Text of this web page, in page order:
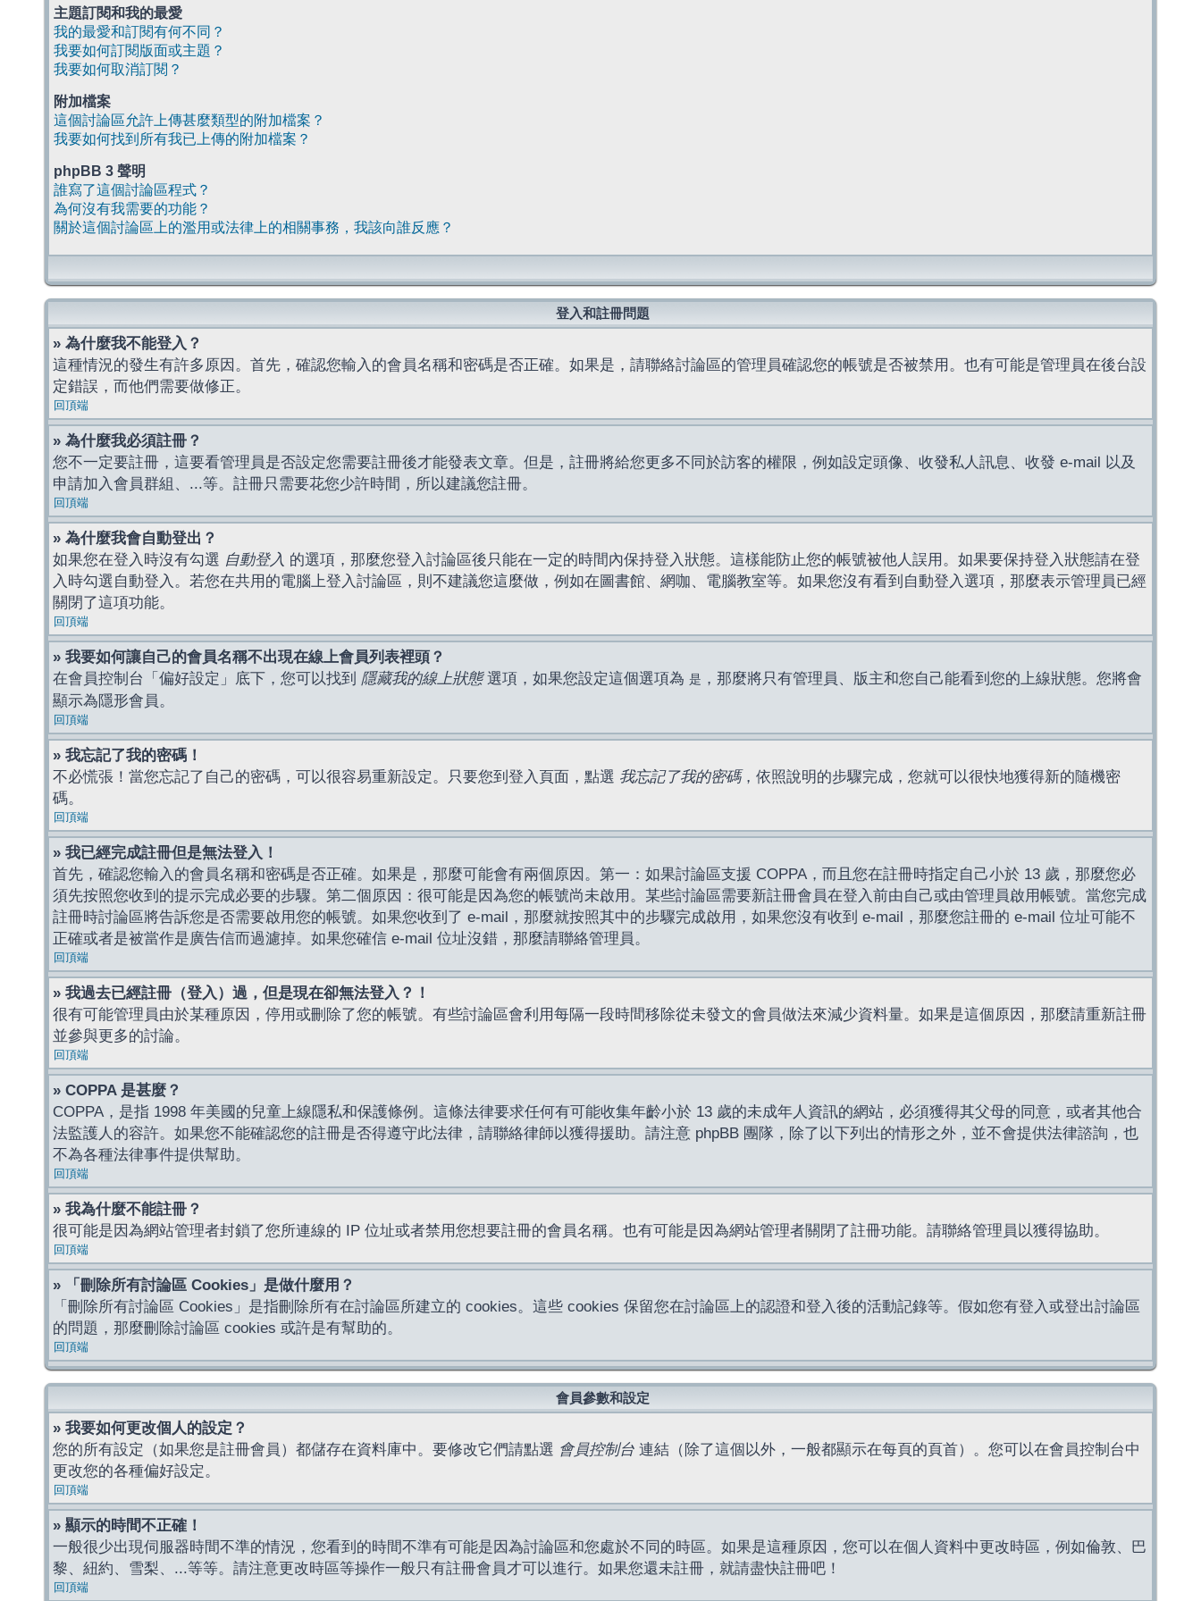
主題訂閱和我的最愛
我的最愛和訂閱有何不同？
我要如何訂閱版面或主題？
我要如何取消訂閱？
附加檔案
這個討論區允許上傳甚麼類型的附加檔案？
我要如何找到所有我已上傳的附加檔案？
phpBB 3 聲明
誰寫了這個討論區程式？
為何沒有我需要的功能？
關於這個討論區上的濫用或法律上的相關事務，我該向誰反應？
登入和註冊問題
» 為什麼我不能登入？
這種情況的發生有許多原因。首先，確認您輸入的會員名稱和密碼是否正確。如果是，請聯絡討論區的管理員確認您的帳號是否被禁用。也有可能是管理員在後台設
定錯誤，而他們需要做修正。
回頂端
» 為什麼我必須註冊？
您不一定要註冊，這要看管理員是否設定您需要註冊後才能發表文章。但是，註冊將給您更多不同於訪客的權限，例如設定頭像、收發私人訊息、收發 e-mail 以及
申請加入會員群組、...等。註冊只需要花您少許時間，所以建議您註冊。
回頂端
» 為什麼我會自動登出？
如果您在登入時沒有勾選 自動登入 的選項，那麼您登入討論區後只能在一定的時間內保持登入狀態。這樣能防止您的帳號被他人誤用。如果要保持登入狀態請在登
入時勾選自動登入。若您在共用的電腦上登入討論區，則不建議您這麼做，例如在圖書館、網咖、電腦教室等。如果您沒有看到自動登入選項，那麼表示管理員已經
關閉了這項功能。
回頂端
» 我要如何讓自己的會員名稱不出現在線上會員列表裡頭？
在會員控制台「偏好設定」底下，您可以找到 隱藏我的線上狀態選項，如果您設定這個選項為 是 ，那麼將只有管理員、版主和您自己能看到您的上線狀態。您將會
顯示為隱形會員。
回頂端
» 我忘記了我的密碼！
不必慌張！當您忘記了自己的密碼，可以很容易重新設定。只要您到登入頁面，點選 我忘記了我的密碼，依照說明的步驟完成，您就可以很快地獲得新的隨機密
碼。
回頂端
» 我已經完成註冊但是無法登入！
首先，確認您輸入的會員名稱和密碼是否正確。如果是，那麼可能會有兩個原因。第一：如果討論區支援 COPPA，而且您在註冊時指定自己小於 13 歲，那麼您必
須先按照您收到的提示完成必要的步驟。第二個原因：很可能是因為您的帳號尚未啟用。某些討論區需要新註冊會員在登入前由自己或由管理員啟用帳號。當您完成
註冊時討論區將告訴您是否需要啟用您的帳號。如果您收到了 e-mail，那麼就按照其中的步驟完成啟用，如果您沒有收到 e-mail，那麼您註冊的 e-mail 位址可能不
正確或者是被當作是廣告信而過濾掉。如果您確信 e-mail 位址沒錯，那麼請聯絡管理員。
回頂端
» 我過去已經註冊（登入）過，但是現在卻無法登入？！
很有可能管理員由於某種原因，停用或刪除了您的帳號。有些討論區會利用每隔一段時間移除從未發文的會員做法來減少資料量。如果是這個原因，那麼請重新註冊
並參與更多的討論。
回頂端
» COPPA 是甚麼？
COPPA，是指 1998 年美國的兒童上線隱私和保護條例。這條法律要求任何有可能收集年齡小於 13 歲的未成年人資訊的網站，必須獲得其父母的同意，或者其他合
法監護人的容許。如果您不能確認您的註冊是否得遵守此法律，請聯絡律師以獲得援助。請注意 phpBB 團隊，除了以下列出的情形之外，並不會提供法律諮詢，也
不為各種法律事件提供幫助。
回頂端
» 我為什麼不能註冊？
很可能是因為網站管理者封鎖了您所連線的 IP 位址或者禁用您想要註冊的會員名稱。也有可能是因為網站管理者關閉了註冊功能。請聯絡管理員以獲得協助。
回頂端
» 「刪除所有討論區 Cookies」是做什麼用？
「刪除所有討論區 Cookies」是指刪除所有在討論區所建立的 cookies。這些 cookies 保留您在討論區上的認證和登入後的活動記錄等。假如您有登入或登出討論區
的問題，那麼刪除討論區 cookies 或許是有幫助的。
回頂端
會員參數和設定
» 我要如何更改個人的設定？
您的所有設定（如果您是註冊會員）都儲存在資料庫中。要修改它們請點選 會員控制台 連結（除了這個以外，一般都顯示在每頁的頁首）。您可以在會員控制台中
更改您的各種偏好設定。
回頂端
» 顯示的時間不正確！
一般很少出現伺服器時間不準的情況，您看到的時間不準有可能是因為討論區和您處於不同的時區。如果是這種原因，您可以在個人資料中更改時區，例如倫敦、巴
黎、紐約、雪梨、...等等。請注意更改時區等操作一般只有註冊會員才可以進行。如果您還未註冊，就請盡快註冊吧！
回頂端